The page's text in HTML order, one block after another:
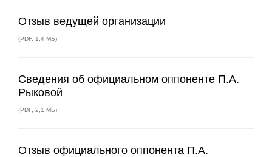
Отзыв ведущей организации
(PDF, 1,4 МБ)
Сведения об официальном оппоненте П.А.
Рыковой
(PDF, 2,1 МБ)
Отзыв официального оппонента П.А.